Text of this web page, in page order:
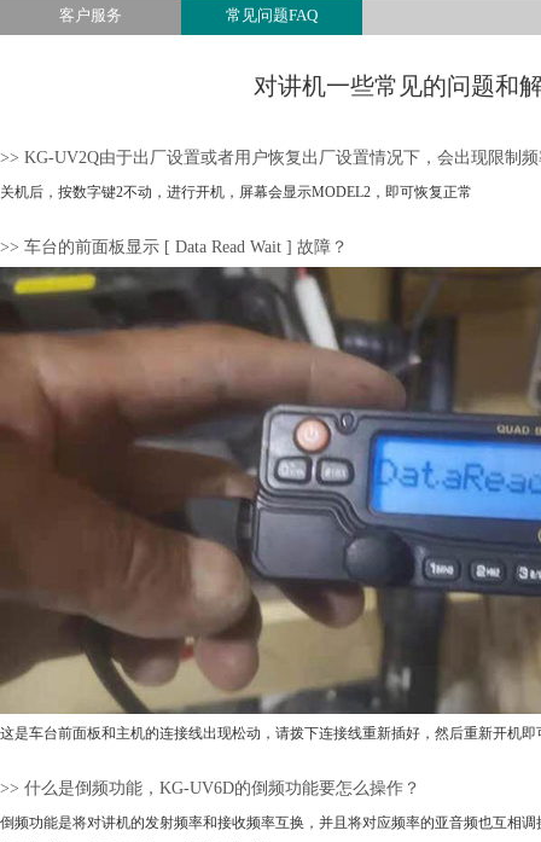
客户服务 常见问题FAQ
对讲机一些常见的问题和
>> KG-UV2Q由于出厂设置或者用户恢复出厂设置情况下，会出现限制
关机后，按数字键2不动，进行开机，屏幕会显示MODEL2，即可恢复正常
>> 车台的前面板显示 [ Data Read Wait ] 故障？
这是车台前面板和主机的连接线出现松动，请拨下连接线重新插好，然后重新开机即
>> 什么是倒频功能，KG-UV6D的倒频功能要怎么操作？
倒频功能是将对讲机的发射频率和接收频率互换，并且将对应频率的亚音频也互相